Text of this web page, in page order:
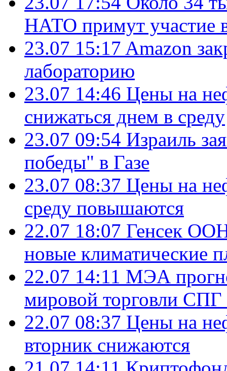
НАТО примут участие
23.07 15:17 Amazon
лабораторию
23.07 14:46 Цены на
снижаться днем в среду
23.07 09:54 Израиль
победы" в Газе
23.07 08:37 Цены на
среду повышаются
22.07 18:07 Генсек ООН
новые климатические
22.07 14:11 МЭА
мировой торговли СПГ
22.07 08:37 Цены на
вторник снижаются